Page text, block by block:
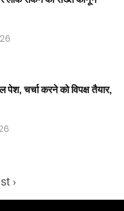
पेश, चर्चा करने को विपक्ष तैयार,
›